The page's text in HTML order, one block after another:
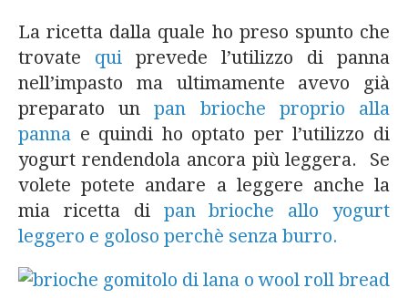
La ricetta dalla quale ho preso spunto che
trovate qui prevede l’utilizzo di panna
nell’impasto ma ultimamente avevo già
preparato unpan brioche proprio alla
panna e quindi ho optato per l’utilizzo di
yogurt rendendola ancora più leggera. Se
volete potete andare a leggere anche la
mia ricetta di pan brioche allo yogurt
leggero e goloso perchè senza burro.